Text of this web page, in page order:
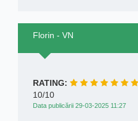
Florin - VN
RATING:
10/10
Data publicării 29-03-2025 11:27